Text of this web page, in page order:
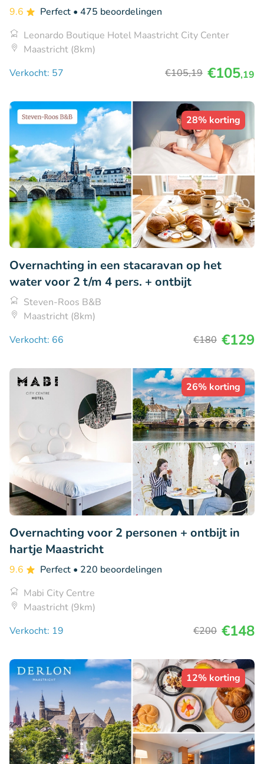
9.6 Perfect • 475 beoordelingen
Leonardo Boutique Hotel Maastricht City Center
Maastricht (8km)
Verkocht: 57
€105,19 €105,19
28% korting
Overnachting in een stacaravan op het
water voor 2 t/m 4 pers. + ontbijt
Steven-Roos B&B
Maastricht (8km)
Verkocht: 66
€180 €129
26% korting
Overnachting voor 2 personen + ontbijt in
hartje Maastricht
9.6 Perfect • 220 beoordelingen
Mabi City Centre
Maastricht (9km)
Verkocht: 19
€200 €148
12% korting